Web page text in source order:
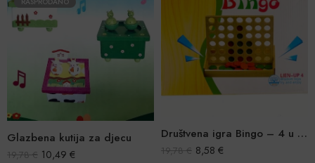
Glazbena kutija za djecu
19,78€ 10,49 €
Društvena igra Bingo – 4 u nizu
19,78€ 8,58 €